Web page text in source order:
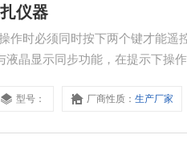
仪器
作时必须同时按下两个键才能遥
晶显示同步功能，在提示下操
型号： 厂商性质：生产厂家